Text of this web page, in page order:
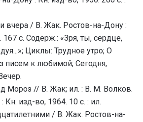
и вчера / В. Жак. Ростов-на-Дону :
167 с. Содерж.: «Зря, ты, сердце,
Циклы: Трудное утро; О
писем к любимой; Сегодня,
Мороз // В. Жак; ил. : В. М. Волков.
Кн. изд-во, 1964. 10 с. : ил.
/ В. Жак. Ростов-на-